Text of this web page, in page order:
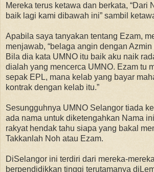
Mereka terus ketawa dan berkata, “Dari
baik lagi kami dibawah ini” sambil
Apabila saya tanyakan tentang Ezam,
menjawab, “belaga angin dengan
Bila dia kata UMNO itu baik aku naik
dialah yang mencerca UMNO. Ezam tu
sepak EPL, mana kelab yang bayar
kontrak dengan kelab itu.”
Sesungguhnya UMNO Selangor tiada
ada nama untuk diketengahkan Nama
rakyat hendak tahu siapa yang bakal
Takkanlah Noh atau Ezam.
DiSelangor ini terdiri dari mereka-
berpendidikkan tinggi terutamanya